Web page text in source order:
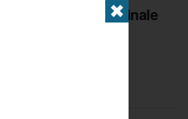
costaud, une finale
✖